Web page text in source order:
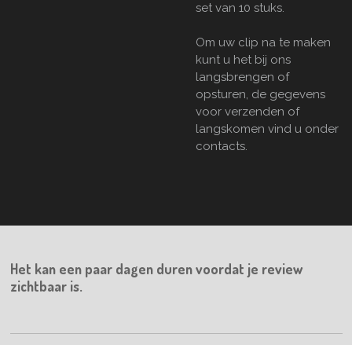
set van 10 stuks.
Om uw clip na te maken
kunt u het bij ons
langsbrengen of
opsturen, de gegevens
voor verzenden of
langskomen vind u onder
contacts.
Het kan een paar dagen duren voordat je review
zichtbaar is.